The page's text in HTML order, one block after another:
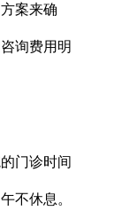
案来确
询费用明
门诊时间
不休息。